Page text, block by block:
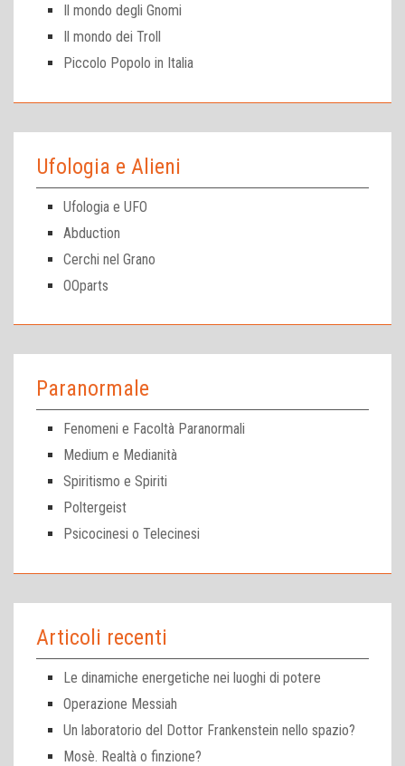
Il mondo degli Gnomi
Il mondo dei Troll
Piccolo Popolo in Italia
Ufologia e Alieni
Ufologia e UFO
Abduction
Cerchi nel Grano
OOparts
Paranormale
Fenomeni e Facoltà Paranormali
Medium e Medianità
Spiritismo e Spiriti
Poltergeist
Psicocinesi o Telecinesi
Articoli recenti
Le dinamiche energetiche nei luoghi di potere
Operazione Messiah
Un laboratorio del Dottor Frankenstein nello spazio?
Mosè. Realtà o finzione?